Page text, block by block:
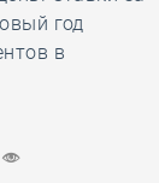
год
в